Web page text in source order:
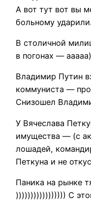
А вот тут вот вы
больному
В столичной
в погонах —
Владимир Путин
коммуниста —
Снизошел
У Вячеслава
имущества — (с
лошадей,
Петкуна и не
Паника на рынке
))))))))))))))))) С